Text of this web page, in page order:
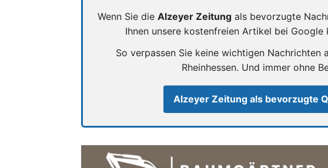
Wenn Sie die Alzeyer Zeitungals bevorzugte
Ihnen unsere kostenfreien Artikel bei
So verpassen Sie keine wichtigen Nachrichten
Rheinhessen. Und immer ohne
Alzeyer Zeitung als bevorzugte